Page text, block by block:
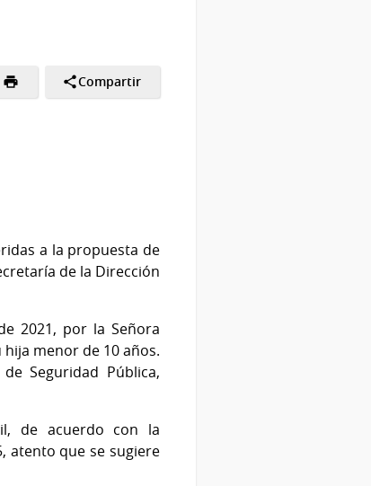
Compartir
a la propuesta de
de la Dirección
2021, por la Señora
menor de 10 años.
Seguridad Pública,
de acuerdo con la
atento que se sugiere